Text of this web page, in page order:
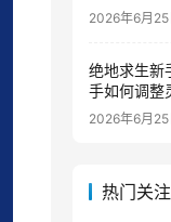
2026年6月25
绝地求生新
手如何调整
2026年6月25
热门关注